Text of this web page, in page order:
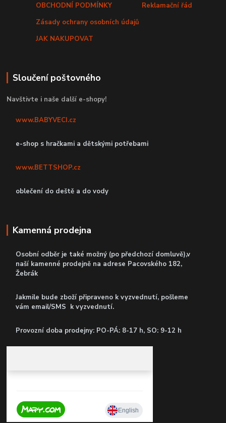
OBCHODNÍ PODMÍNKY
Reklamační řád
Zásady ochrany osobních údajů
JAK NAKUPOVAT
Sloučení poštovného
Navštivte i naše další e-shopy!
www.BABYVECI.cz
e-shop s hračkami a dětskými potřebami
www.BETTSHOP.cz
oblečení do deště a do vody
Kamenná prodejna
Osobní odběr je také možný (po předchozí domluvě),v
naší kamenné prodejně na adrese Pacovského 182,
Žebrák
Jakmile bude zboží připraveno k vyzvednutí, pošleme
vám email/SMS k vyzvednutí.
Provozní doba prodejny: PO-PÁ: 8-17 h, SO: 9-12 h